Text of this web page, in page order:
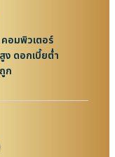
อมพิวเตอร์
ง ดอกเบี้ยต่ำ
ก